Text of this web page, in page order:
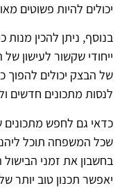
יכולים להיות פשוטים
בנוסף, ניתן להכין
ייחודי שקשור לעישון
של הבצק יכולים להפוך
לנסות מתכונים חדשים
כדאי גם לחפש מתכונים
שכל המשפחה תוכל
בחשבון את זמני
יאפשר תכנון טוב יותר